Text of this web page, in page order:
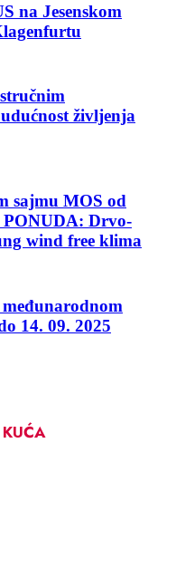
na Jesenskom
življenja
sajmu MOS od
Drvo-
wind free klima
međunarodnom
14. 09. 2025